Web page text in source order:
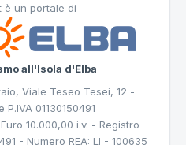
è un portale di
all'Isola d'Elba
Viale Teseo Tesei, 12 -
01130150491
10.000,00 i.v. - Registro
- Numero REA: LI - 100635